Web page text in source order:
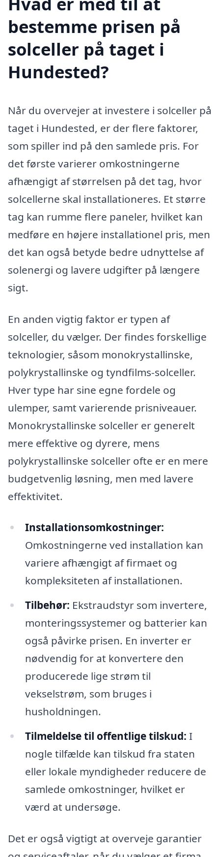
bestemme prisen på
solceller på taget i
Hundested?
Når du overvejer at investere i solceller på
taget i Hundested, er der flere faktorer,
som spiller ind på den samlede pris. For
det første varierer omkostningerne
afhængigt af størrelsen på det tag, hvor
solcellerne skal installationeres. Et større
tag kan rumme flere paneler, hvilket kan
medføre en højere installationel pris, men
det kan også betyde bedre udnyttelse af
solenergi og lavere udgifter på længere
sigt.
En anden vigtig faktor er typen af
solceller, du vælger. Der findes forskellige
teknologier, såsom monokrystallinske,
polykrystallinske og tyndfilms-solceller.
Hver type har sine egne fordele og
ulemper, samt varierende prisniveauer.
Monokrystallinske solceller er generelt
mere effektive og dyrere, mens
polykrystallinske solceller ofte er en mere
budgetvenlig løsning, men med lavere
effektivitet.
Installationsomkostninger:
Omkostningerne ved installation kan
variere afhængigt af firmaet og
kompleksiteten af installationen.
Tilbehør: Ekstraudstyr som invertere,
monteringssystemer og batterier kan
også påvirke prisen. En inverter er
nødvendig for at konvertere den
producerede lige strøm til
vekselstrøm, som bruges i
husholdningen.
Tilmeldelse til offentlige tilskud: I
nogle tilfælde kan tilskud fra staten
eller lokale myndigheder reducere de
samlede omkostninger, hvilket er
værd at undersøge.
Det er også vigtigt at overveje garantier